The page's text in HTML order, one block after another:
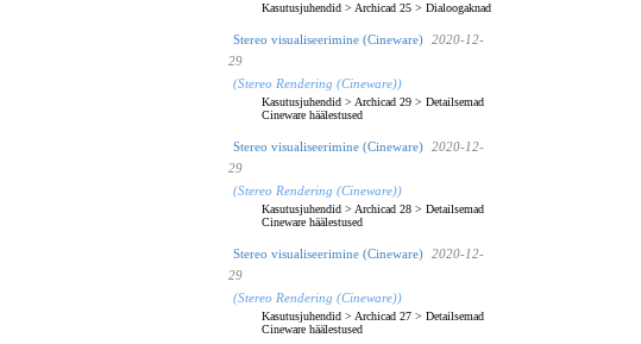
Kasutusjuhendid > Archicad 25 > Dialoogaknad
Stereo visualiseerimine (Cineware)
2020-12-
29
(Stereo Rendering (Cineware))
Kasutusjuhendid > Archicad 29 > Detailsemad
Cineware häälestused
Stereo visualiseerimine (Cineware)
2020-12-
29
(Stereo Rendering (Cineware))
Kasutusjuhendid > Archicad 28 > Detailsemad
Cineware häälestused
Stereo visualiseerimine (Cineware)
2020-12-
29
(Stereo Rendering (Cineware))
Kasutusjuhendid > Archicad 27 > Detailsemad
Cineware häälestused